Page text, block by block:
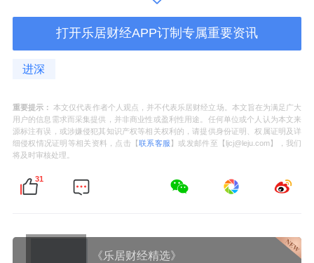
元竞得，综合楼面价约3.75万元/㎡，溢价率
0.4%。其中住宅部分成交价约64.77亿元，折
合楼面价约6.96万元/㎡。
昌平线换乘站清河站。周边有BHGMall上地
店、北京清河万象汇、中发百旺商城、北京市
上地医院、北京积水潭医院（新龙泽院区）、
上地公园、树村郊野公园、厢黄旗公园等，生
根据出让条件，项目须配建托老所、老年活动
打开乐居财经APP订制专属重要资讯
进深
重要提示： 本文仅代表作者个人观点，并不代表乐居财经立场。本文旨在为满足广大
用户的信息需求而采集提供，并非商业性或盈利性用途。任何单位或个人认为本文来
源标注有误，或涉嫌侵犯其知识产权等相关权利的，请提供身份证明、权属证明及详
细侵权情况证明等相关资料，点击【联系客服 】或发邮件至【ljcj@leju.com】，我们
将及时审核处理。
31
《乐居财经精选》